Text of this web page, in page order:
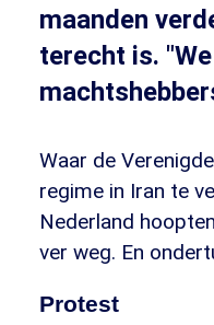
maanden
terecht is.
Waar de
regime in Iran te
Nederland
ver weg. En
Protest